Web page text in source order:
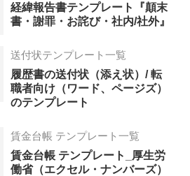
経緯報告書テンプレート『顛末
書・謝罪・お詫び・社内/社外』
送付状テンプレート一覧
履歴書の送付状（添え状）/ 転
職者向け（ワード、ページズ）
のテンプレート
賃金台帳 テンプレート一覧
賃金台帳 テンプレート_厚生労
働省（エクセル・ナンバーズ）